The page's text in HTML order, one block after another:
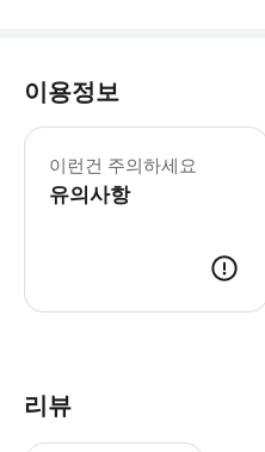
이용정보
이런건 주의하세요
유의사항
리뷰